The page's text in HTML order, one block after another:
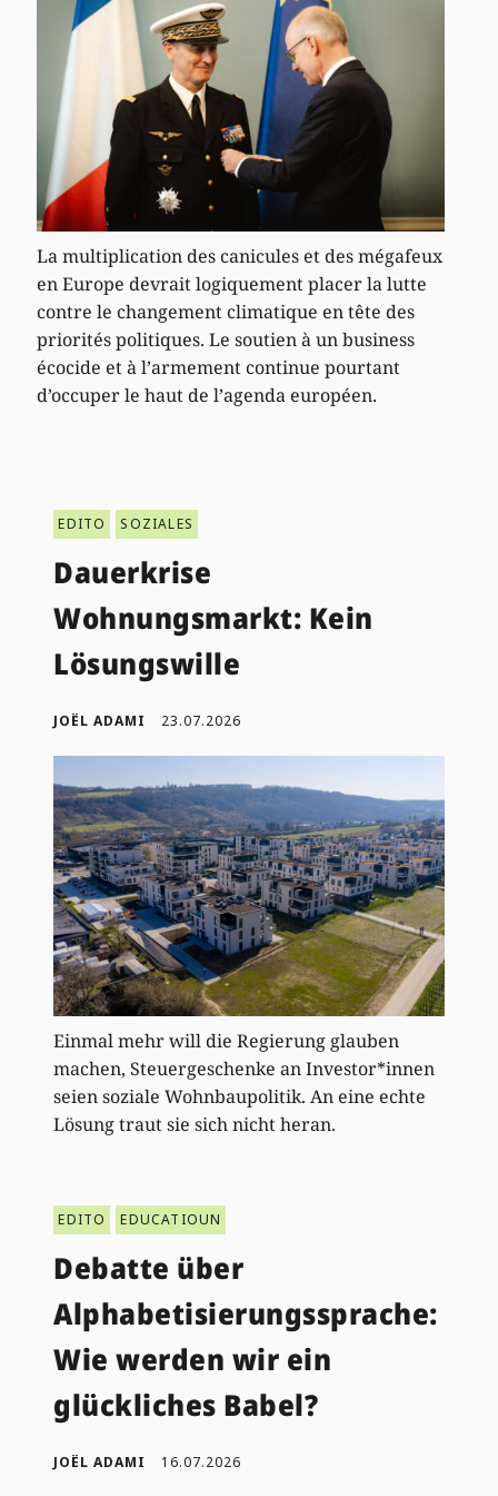
La multiplication des canicules et des mégafeux
en Europe devrait logiquement placer la lutte
contre le changement climatique en tête des
priorités politiques. Le soutien à un business
écocide et à l’armement continue pourtant
d’occuper le haut de l’agenda européen.
EDITO SOZIALES
Dauerkrise
Wohnungsmarkt: Kein
Lösungswille
JOËL ADAMI 23.07.2026
Einmal mehr will die Regierung glauben
machen, Steuergeschenke an Investor*innen
seien soziale Wohnbaupolitik. An eine echte
Lösung traut sie sich nicht heran.
EDITO EDUCATIOUN
Debatte über
Alphabetisierungssprache:
Wie werden wir ein
glückliches Babel?
JOËL ADAMI 16.07.2026